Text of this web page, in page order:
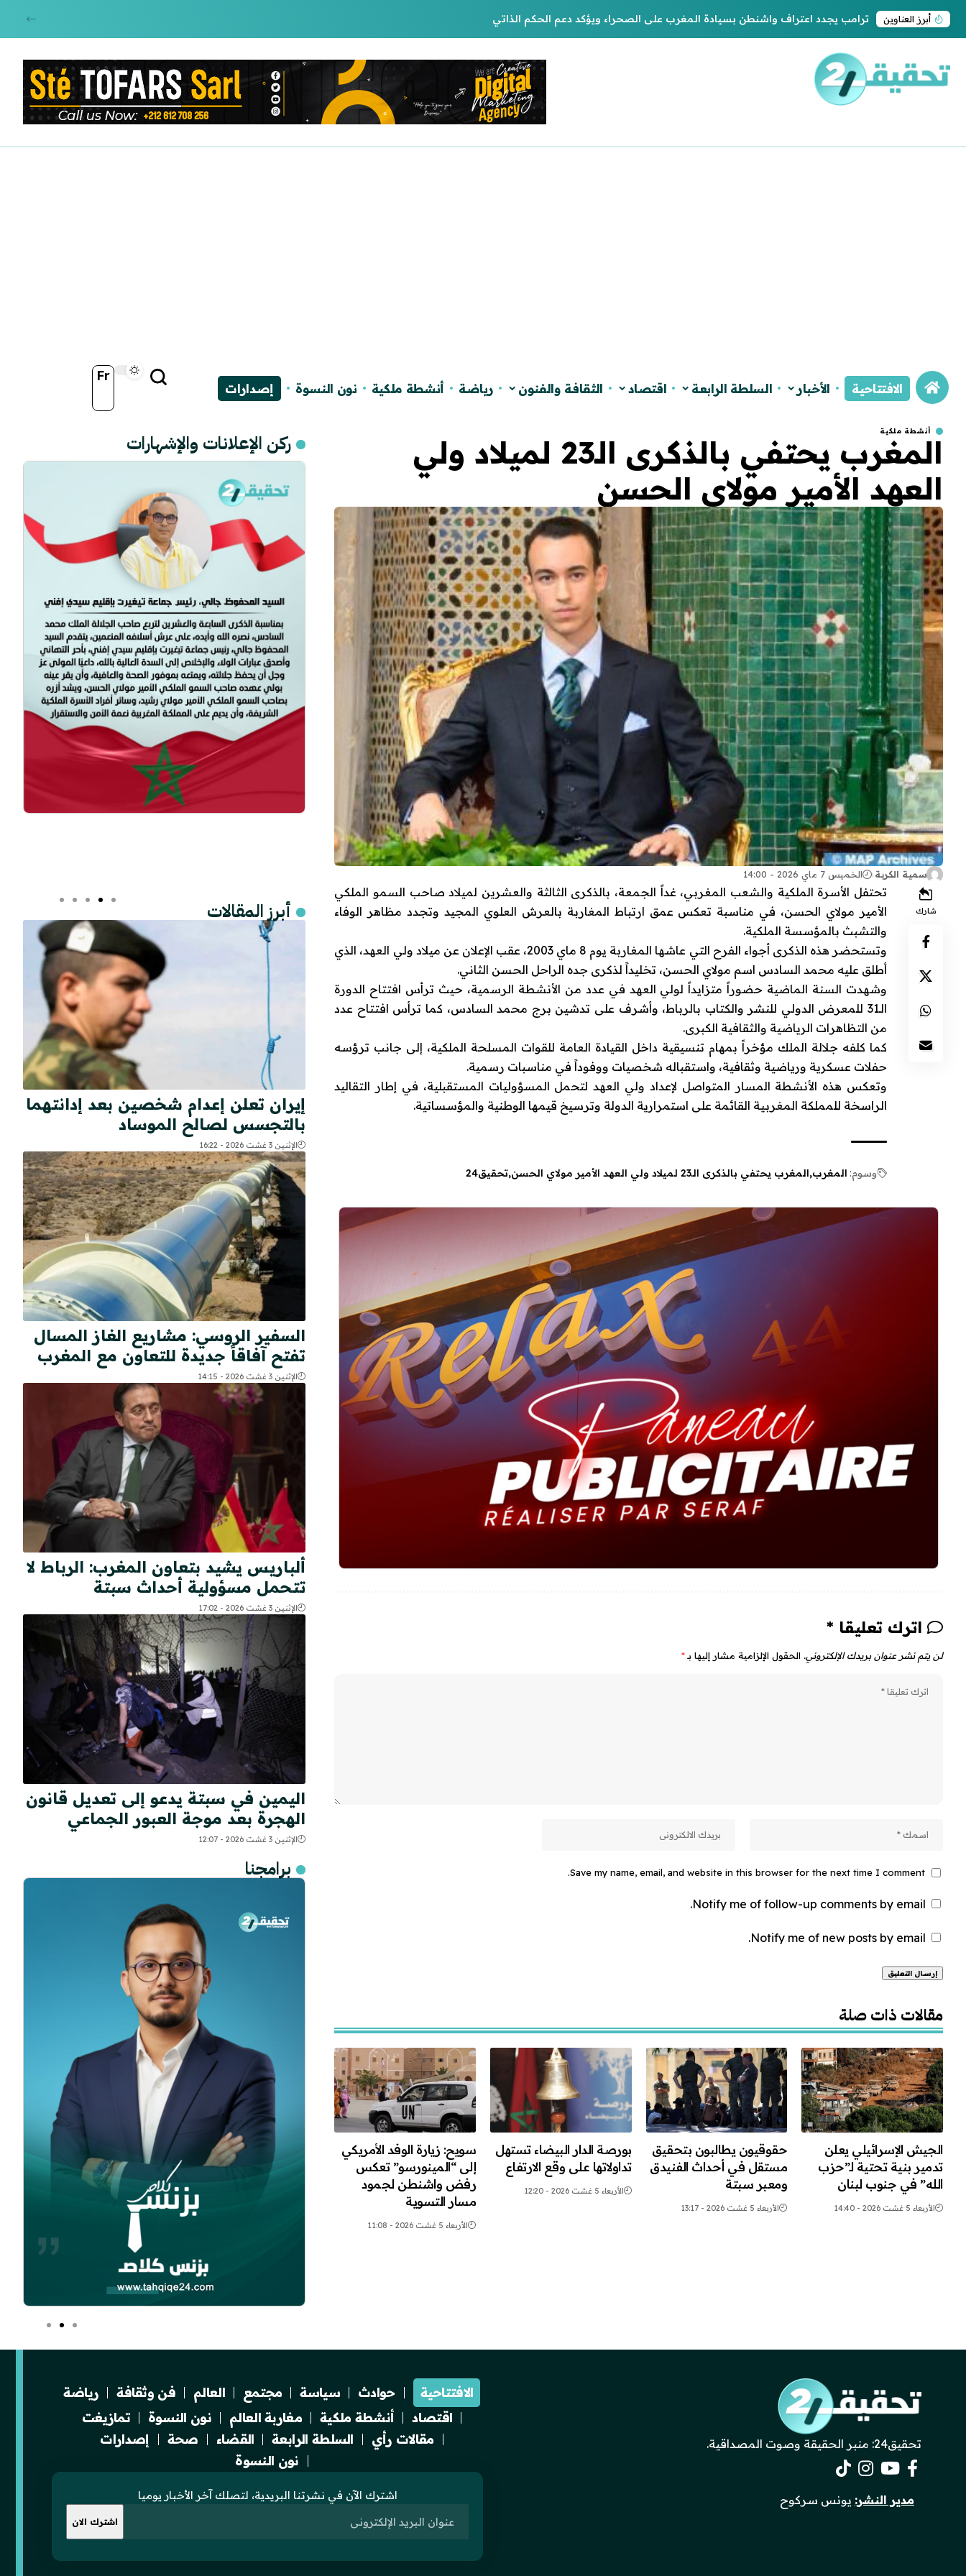
أبرز العناوين ترامب يجدد اعتراف واشنطن بسيادة المغرب على الصحراء ويؤكد دعم الحكم الذاتي
Fr
الافتتاحية الأخبار السلطة الرابعة اقتصاد الثقافة والفنون رياضة أنشطة ملكية نون النسوة إصدارات
أنشطة ملكية
المغرب يحتفي بالذكرى الـ23 لميلاد ولي
العهد الأمير مولاي الحسن
سمية الكربة الخميس 7 ماي 2026 - 14:00
شارك
تحتفل الأسرة الملكية والشعب المغربي، غداً الجمعة، بالذكرى الثالثة والعشرين لميلاد صاحب السمو الملكي
الأمير مولاي الحسن، في مناسبة تعكس عمق ارتباط المغاربة بالعرش العلوي المجيد وتجدد مظاهر الوفاء
والتشبث بالمؤسسة الملكية.
وتستحضر هذه الذكرى أجواء الفرح التي عاشها المغاربة يوم 8 ماي 2003، عقب الإعلان عن ميلاد ولي العهد، الذي
أطلق عليه محمد السادس اسم مولاي الحسن، تخليداً لذكرى جده الراحل الحسن الثاني.
وشهدت السنة الماضية حضوراً متزايداً لولي العهد في عدد من الأنشطة الرسمية، حيث ترأس افتتاح الدورة
الـ31 للمعرض الدولي للنشر والكتاب بالرباط، وأشرف على تدشين
برج محمد السادس، كما ترأس افتتاح عدد
من التظاهرات الرياضية والثقافية الكبرى.
كما كلفه جلالة الملك مؤخراً بمهام تنسيقية داخل القيادة العامة للقوات المسلحة الملكية، إلى جانب ترؤسه
حفلات عسكرية ورياضية وثقافية، واستقباله شخصيات ووفوداً في مناسبات رسمية.
وتعكس هذه الأنشطة المسار المتواصل لإعداد ولي العهد لتحمل المسؤوليات المستقبلية، في إطار التقاليد
الراسخة للمملكة المغربية القائمة على استمرارية الدولة وترسيخ قيمها الوطنية والمؤسساتية.
وسوم: المغرب المغرب يحتفي بالذكرى الـ23 لميلاد ولي العهد الأمير مولاي الحسن تحقيق24
اترك تعليقا *
لن يتم نشر عنوان بريدك الإلكتروني. الحقول الإلزامية مشار إليها بـ*
Save my name, email, and website in this browser for the next time I comment.
Notify me of follow-up comments by email.
Notify me of new posts by email.
مقالات ذات صلة
الجيش الإسرائيلي يعلن
تدمير بنية تحتية لـ”حزب
الله” في جنوب لبنان
الأربعاء 5 غشت 2026 - 14:40
حقوقيون يطالبون بتحقيق
مستقل في أحداث الفنيدق
ومعبر سبتة
الأربعاء 5 غشت 2026 - 13:17
بورصة الدار البيضاء تستهل
تداولاتها على وقع الارتفاع
الأربعاء 5 غشت 2026 - 12:20
سويح: زيارة الوفد الأمريكي
إلى “المينورسو” تعكس
رفض واشنطن لجمود
مسار التسوية
الأربعاء 5 غشت 2026 - 11:08
ركن الإعلانات والإشهارات
أبرز المقالات
إيران تعلن إعدام شخصين بعد إدانتهما
بالتجسس لصالح الموساد
الإثنين 3 غشت 2026 - 16:22
السفير الروسي: مشاريع الغاز المسال
تفتح آفاقاً جديدة للتعاون مع المغرب
الإثنين 3 غشت 2026 - 14:15
ألباريس يشيد بتعاون المغرب: الرباط لا
تتحمل مسؤولية أحداث سبتة
الإثنين 3 غشت 2026 - 17:02
اليمين في سبتة يدعو إلى تعديل قانون
الهجرة بعد موجة العبور الجماعي
الإثنين 3 غشت 2026 - 12:07
برامجنا
تحقيق24: منبر الحقيقة وصوت المصداقية.
مدير النشر: يونس سركوح
الافتتاحية حوادث سياسة مجتمع العالم فن وثقافة
رياضة
اقتصاد
أنشطة ملكية مغاربة العالم نون النسوة
تمازيغت
مقالات رأي
السلطة الرابعة القضاء صحة
إصدارات
نون النسوة
اشترك الآن في نشرتنا البريدية، لتصلك آخر الأخبار يوميا